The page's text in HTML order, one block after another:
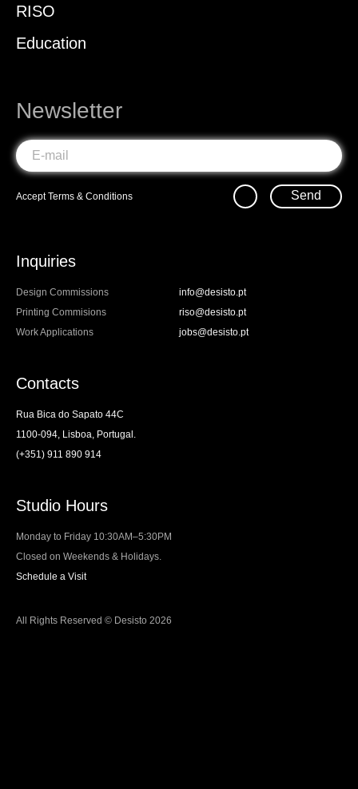
RISO
Education
Newsletter
AcceptTerms & Conditions Send
Inquiries
Design Commissions
info@desisto.pt
Printing Commisions
riso@desisto.pt
Work Applications
jobs@desisto.pt
Contacts
Rua Bica do Sapato 44C
1100-094, Lisboa, Portugal.
(+351) 911 890 914
Studio Hours
Monday to Friday 10:30AM–5:30PM
Closed on Weekends & Holidays.
Schedule a Visit
All Rights Reserved © Desisto 2026